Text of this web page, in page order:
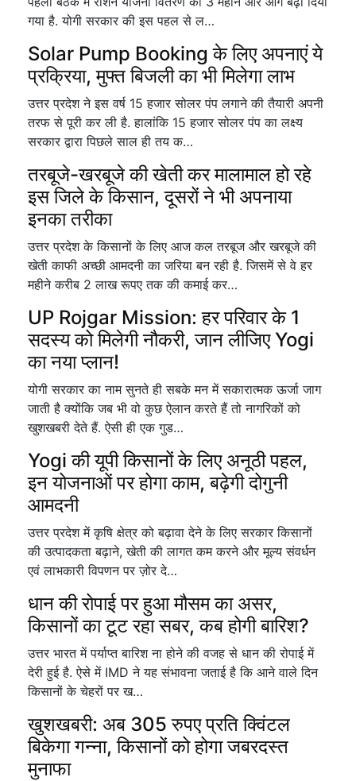
गया है. योगी सरकार की इस पहल से ल…
Solar Pump Booking के लिए अपनाएं ये
प्रक्रिया, मुफ्त बिजली का भी मिलेगा लाभ
उत्तर प्रदेश ने इस वर्ष 15 हजार सोलर पंप लगाने की तैयारी अपनी
तरफ से पूरी कर ली है. हालांकि 15 हजार सोलर पंप का लक्ष्य
सरकार द्वारा पिछले साल ही तय क…
तरबूजे-खरबूजे की खेती कर मालामाल हो रहे
इस जिले के किसान, दूसरों ने भी अपनाया
इनका तरीका
उत्तर प्रदेश के किसानों के लिए आज कल तरबूज और खरबूजे की
खेती काफी अच्छी आमदनी का जरिया बन रही है. जिसमें से वे हर
महीने करीब 2 लाख रूपए तक की कमाई कर…
UP Rojgar Mission: हर परिवार के 1
सदस्य को मिलेगी नौकरी, जान लीजिए Yogi
का नया प्लान!
योगी सरकार का नाम सुनते ही सबके मन में सकारात्मक ऊर्जा जाग
जाती है क्योंकि जब भी वो कुछ ऐलान करते हैं तो नागरिकों को
खुशखबरी देते हैं. ऐसी ही एक गुड…
Yogi की यूपी किसानों के लिए अनूठी पहल,
इन योजनाओं पर होगा काम, बढ़ेगी दोगुनी
आमदनी
उत्तर प्रदेश में कृषि क्षेत्र को बढ़ावा देने के लिए सरकार किसानों
की उत्पादकता बढ़ाने, खेती की लागत कम करने और मूल्य संवर्धन
एवं लाभकारी विपणन पर ज़ोर दे…
धान की रोपाई पर हुआ मौसम का असर,
किसानों का टूट रहा सबर, कब होगी बारिश?
उत्तर भारत में पर्याप्त बारिश ना होने की वजह से धान की रोपाई में
देरी हुई है. ऐसे में IMD ने यह संभावना जताई है कि आने वाले दिन
किसानों के चेहरों पर ख…
खुशखबरी: अब 305 रुपए प्रति क्विंटल
बिकेगा गन्ना, किसानों को होगा जबरदस्त
मुनाफा